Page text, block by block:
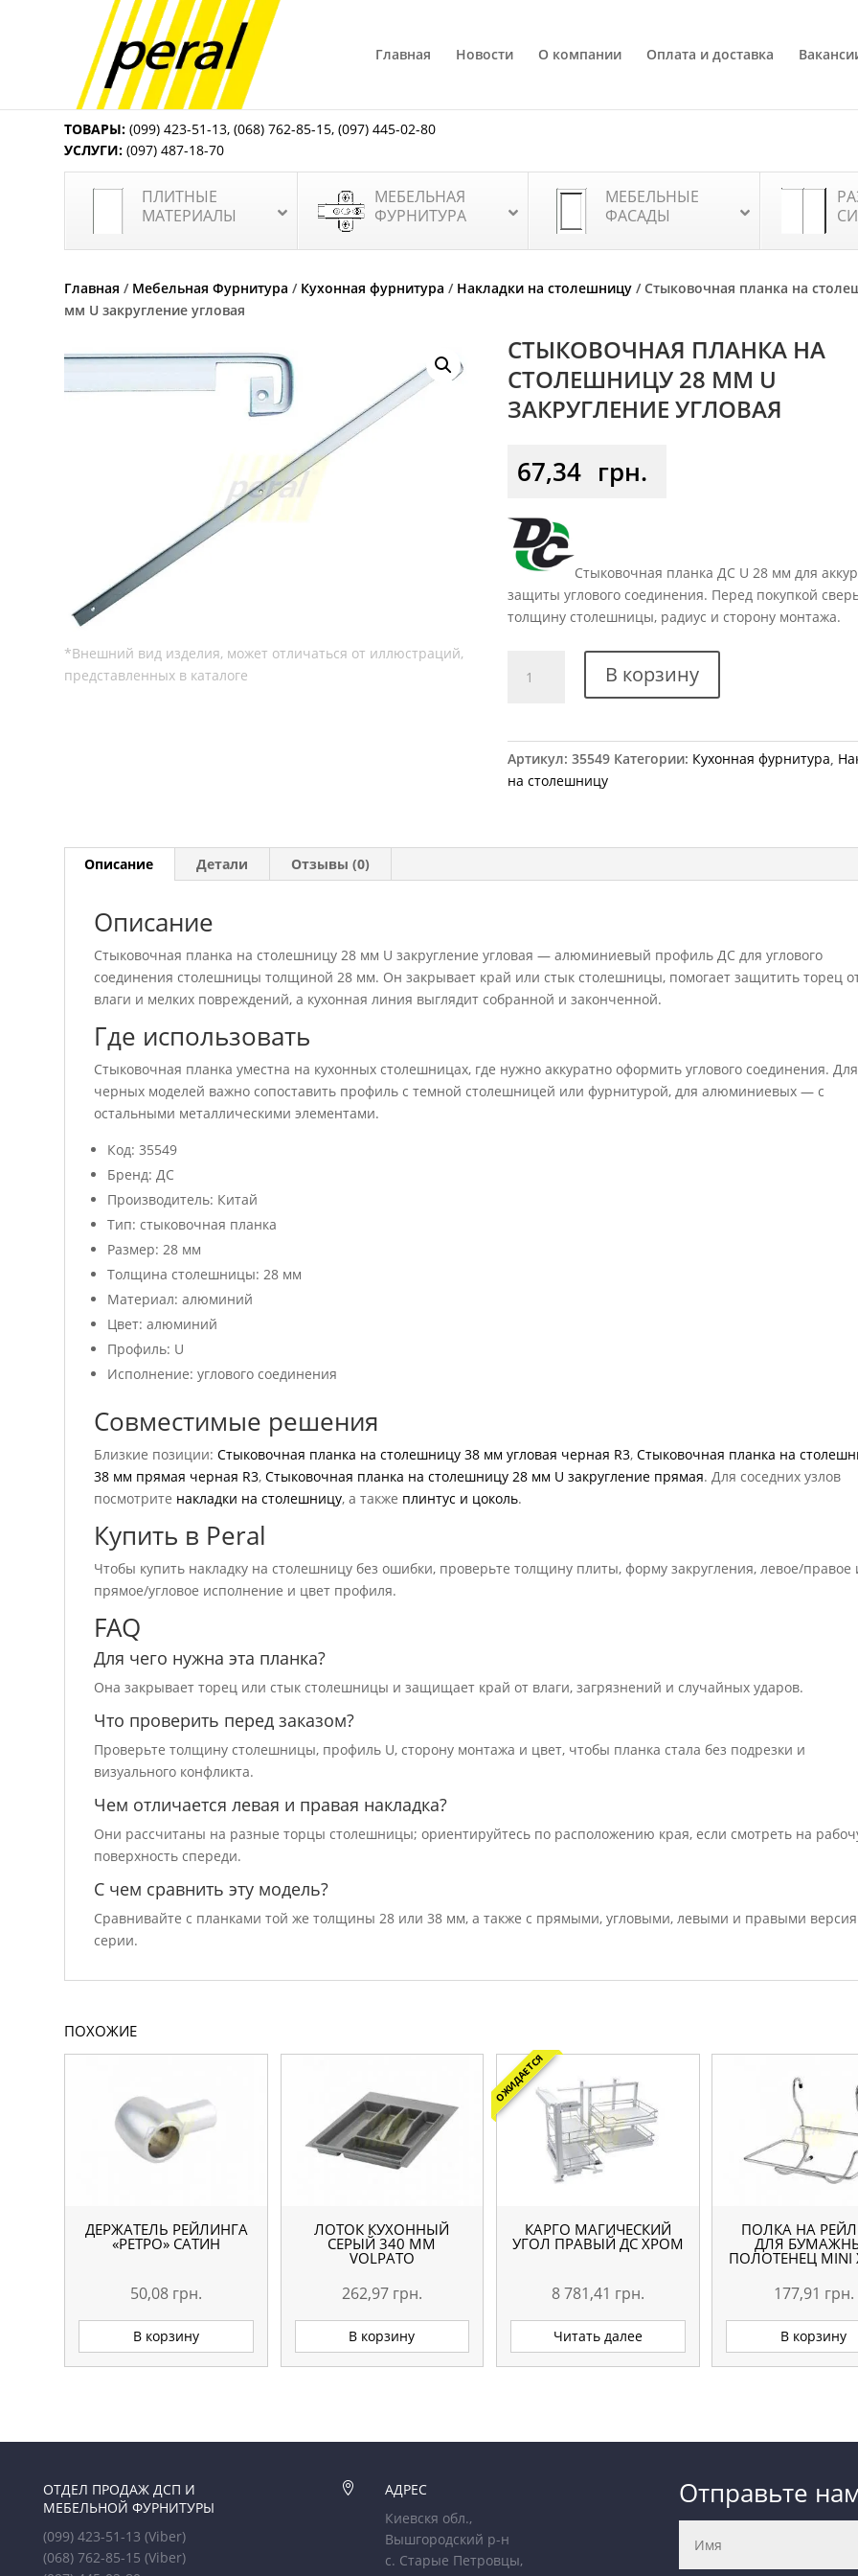
Главная Новости О компании Оплата и доставка
ТОВАРЫ: (099) 423-51-13,(068) 762-85-15,(097) 445-02-80
УСЛУГИ: (097) 487-18-70
ПЛИТНЫЕ
МАТЕРИАЛЫ
МЕБЕЛЬНАЯ
ФУРНИТУРА
МЕБЕЛЬНЫЕ
ФАСАДЫ
Главная / Мебельная Фурнитура / Кухонная фурнитура / Накладки на столешницу / Стыковочная планка на
мм U закругление угловая
СТЫКОВОЧНАЯ ПЛАНКА НА
СТОЛЕШНИЦУ 28 ММ U
ЗАКРУГЛЕНИЕ УГЛОВАЯ
67,34 грн.
Стыковочная планка ДС U 28 мм для
защиты углового соединения. Перед покупкой
толщину столешницы, радиус и сторону монтажа.
товара
Стыковочная
столешницу
угловая
В корзину
Артикул:35549 Категории: Кухонная фурнитура,
на столешницу
Описание Детали Отзывы (0)
Описание
Стыковочная планка на столешницу 28 мм U закругление угловая — алюминиевый профиль ДС для углового
соединения столешницы толщиной 28 мм. Он закрывает край или стык столешницы, помогает защитить торец
влаги и мелких повреждений, а кухонная линия выглядит собранной и законченной.
Где использовать
Стыковочная планка уместна на кухонных столешницах, где нужно аккуратно оформить углового соединения. Для
черных моделей важно сопоставить профиль с темной столешницей или фурнитурой, для алюминиевых — с
остальными металлическими элементами.
Код: 35549
Бренд: ДС
Производитель: Китай
Тип: стыковочная планка
Размер: 28 мм
Толщина столешницы: 28 мм
Материал: алюминий
Цвет: алюминий
Профиль: U
Исполнение: углового соединения
Совместимые решения
Близкие позиции:Стыковочная планка на столешницу 38 мм угловая черная R3,Стыковочная планка на
38 мм прямая черная R3,Стыковочная планка на столешницу 28 мм U закругление прямая. Для соседних узлов
посмотрите накладки на столешницу, а также плинтус и цоколь.
Купить в Peral
Чтобы купить накладку на столешницу без ошибки, проверьте толщину плиты, форму закругления, левое/правое
прямое/угловое исполнение и цвет профиля.
FAQ
Для чего нужна эта планка?
Она закрывает торец или стык столешницы и защищает край от влаги, загрязнений и случайных ударов.
Что проверить перед заказом?
Проверьте толщину столешницы, профиль U, сторону монтажа и цвет, чтобы планка стала без подрезки и
визуального конфликта.
Чем отличается левая и правая накладка?
Они рассчитаны на разные торцы столешницы; ориентируйтесь по расположению края, если смотреть на
поверхность спереди.
С чем сравнить эту модель?
Сравнивайте с планками той же толщины 28 или 38 мм, а также с прямыми, угловыми, левыми и правыми
серии.
ПОХОЖИЕ
ДЕРЖАТЕЛЬ РЕЙЛИНГА
«РЕТРО» САТИН
50,08 грн.
В корзину
ЛОТОК КУХОННЫЙ
СЕРЫЙ 340 ММ
VOLPATO
262,97 грн.
В корзину
ОЖИДАЕТСЯ
КАРГО МАГИЧЕСКИЙ
УГОЛ ПРАВЫЙ ДС ХРОМ
8 781,41 грн.
Читать далее
ПОЛКА НА
ДЛЯ
ПОЛОТЕНЕЦ
177,91 грн.
В корзину
ОТДЕЛ ПРОДАЖ ДСП И
МЕБЕЛЬНОЙ ФУРНИТУРЫ
(099) 423-51-13(Viber)
(068) 762-85-15(Viber)

АДРЕС
Киевскя обл.,
Вышгородский р-н
с. Старые Петровцы,
Отправьте